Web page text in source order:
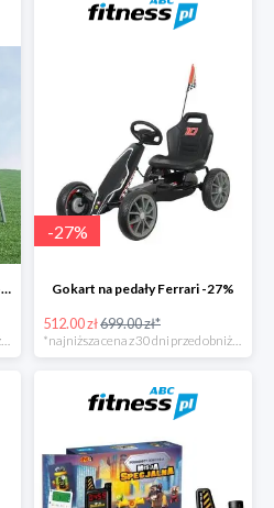
Plac zabaw lemur Gardenluxus -21%
-27%
Gokart na pedały Ferrari -27%
512.00 zł699.00 zł*